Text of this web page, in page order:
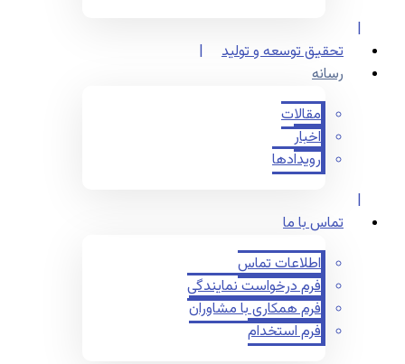
تحقیق توسعه و تولید
رسانه
مقالات
اخبار
رویدادها
تماس با ما
اطلاعات تماس
فرم درخواست نمایندگی
فرم همکاری با مشاوران
فرم استخدام